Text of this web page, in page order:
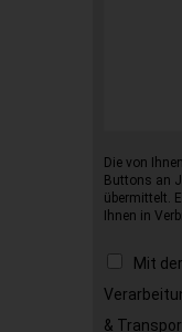
Die von
Buttons an
übermittelt.
Ihnen in
Mit
&